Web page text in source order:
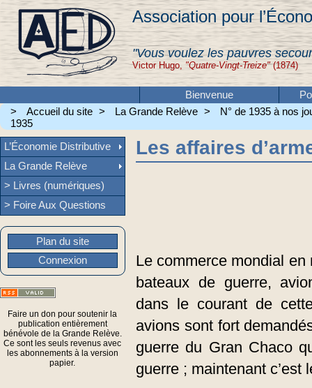
Association pour
"Vous voulez les pauvres
Victor Hugo, "Quatre-Vingt-Treize"(1874)
Bienvenue
>
Accueil du site > La Grande Relève >
N° de 1935 à nos
1935
Les affaires
Le commerce mondial
bateaux de guerre,
dans le courant de
avions sont fort
guerre du Gran Chaco
guerre ; maintenant c’est
L’Économie Distributive
La Grande Relève
> Livres (numériques)
> Foire Aux Questions
Plan du site
Connexion
Faire un don pour soutenir la
publication entièrement
bénévole de la Grande Relève.
Ce sont les seuls revenus avec
les abonnements à la version
papier.